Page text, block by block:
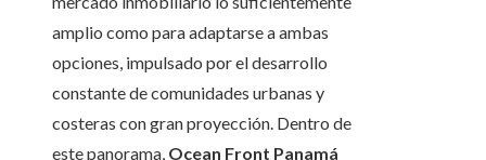
amplio como para adaptarse a ambas
opciones, impulsado por el desarrollo
constante de comunidades urbanas y
costeras con gran proyección. Dentro de
este panorama, Ocean Front Panamá